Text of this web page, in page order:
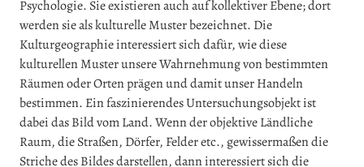
Psychologie. Sie existieren auch auf kollektiver Ebene; dort
werden sie als kulturelle Muster bezeichnet. Die
Kulturgeographie interessiert sich dafür, wie diese
kulturellen Muster unsere Wahrnehmung von bestimmten
Räumen oder Orten prägen und damit unser Handeln
bestimmen. Ein faszinierendes Untersuchungsobjekt ist
dabei das Bild vom Land. Wenn der objektive Ländliche
Raum, die Straßen, Dörfer, Felder etc., gewissermaßen die
Striche des Bildes darstellen, dann interessiert sich die